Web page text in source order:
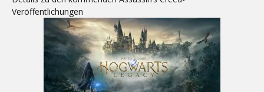
Veröffentlichungen